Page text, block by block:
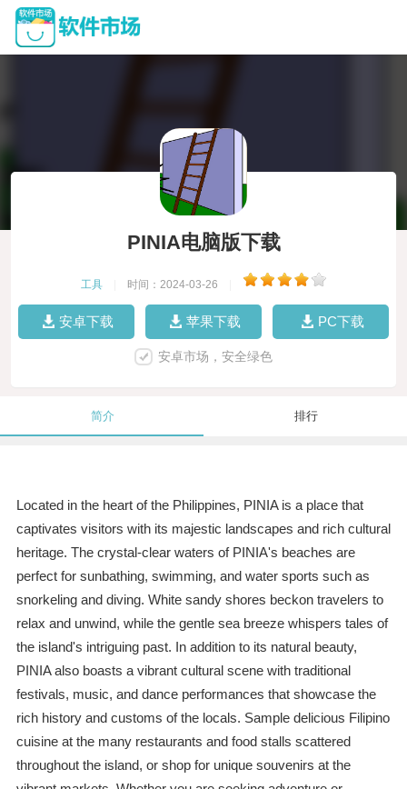
PINIA电脑版下载
工具 时间：2024-03-26
安卓下载 苹果下载 PC下载
安卓市场，安全绿色
简介 排行
Located in the heart of the Philippines, PINIA is a place that
captivates visitors with its majestic landscapes and rich cultural
heritage. The crystal-clear waters of PINIA's beaches are
perfect for sunbathing, swimming, and water sports such as
snorkeling and diving. White sandy shores beckon travelers to
relax and unwind, while the gentle sea breeze whispers tales of
the island's intriguing past. In addition to its natural beauty,
PINIA also boasts a vibrant cultural scene with traditional
festivals, music, and dance performances that showcase the
rich history and customs of the locals. Sample delicious Filipino
cuisine at the many restaurants and food stalls scattered
throughout the island, or shop for unique souvenirs at the